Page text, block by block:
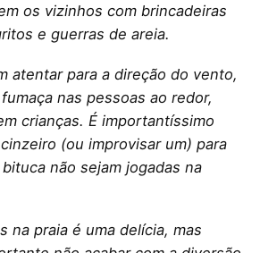
os vizinhos com brincadeiras
e guerras de areia.
atentar para a direção do vento,
nas pessoas ao redor,
crianças. É importantíssimo
(ou improvisar um) para
não sejam jogadas na
na praia é uma delícia, mas